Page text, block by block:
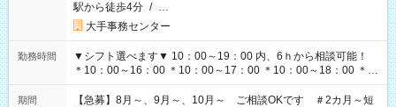
駅から徒歩4分 / …
大手事務センター
勤務時間
▼シフト選べます▼ 10：00～19：00 内、6ｈから相談可能！
＊10：00～16：00 ＊10：00～17：00 ＊10：00～18：00 ＊
11：00～19：00 ＊12：00～19：00 ＊13：00～19：00
期間
【急募】8月～、9月～、10月～ ご相談OKです ＃2カ月～短